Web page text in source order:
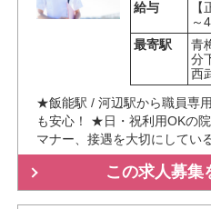
給与
～
最寄駅
青
分
西
★飯能駅 / 河辺駅から職員専
も安心！ ★日・祝利用OKの
マナー、接遇を大切にしてい
この求人募集